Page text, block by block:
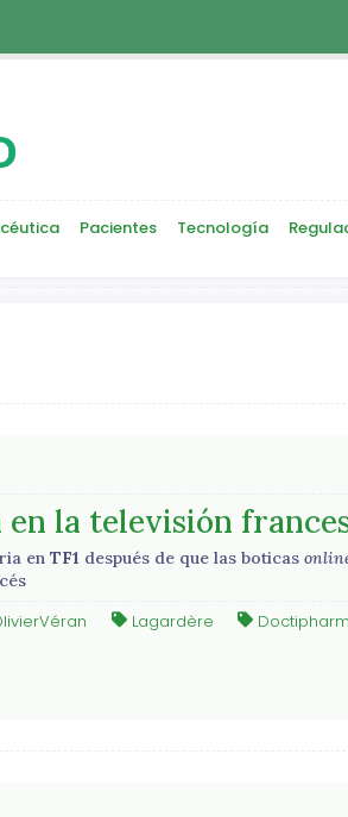
Pacientes Tecnología
la televisión
en TF1 después de que las boticas
Lagardère